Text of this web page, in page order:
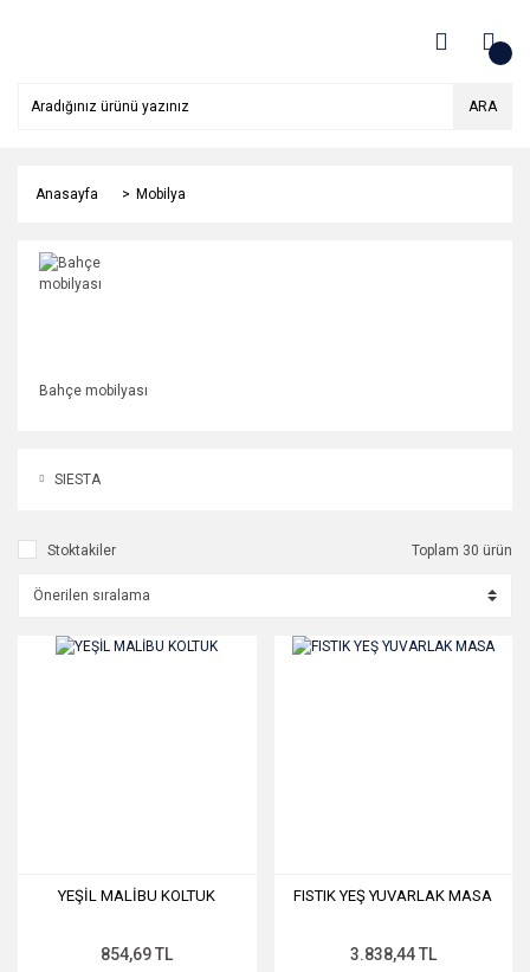
ARA
Anasayfa Mobilya
Bahçe mobilyası
SIESTA
Stoktakiler Toplam 30 ürün
YEŞİL MALİBU KOLTUK
854,69 TL
FISTIK YEŞ YUVARLAK MASA
3.838,44 TL